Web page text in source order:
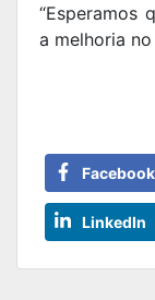
“Esperamos
a melhoria
Facebook
LinkedIn